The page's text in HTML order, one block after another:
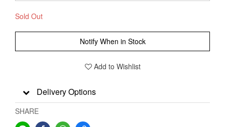
Sold Out
Notify When in Stock
Add to Wishlist
Delivery Options
SHARE